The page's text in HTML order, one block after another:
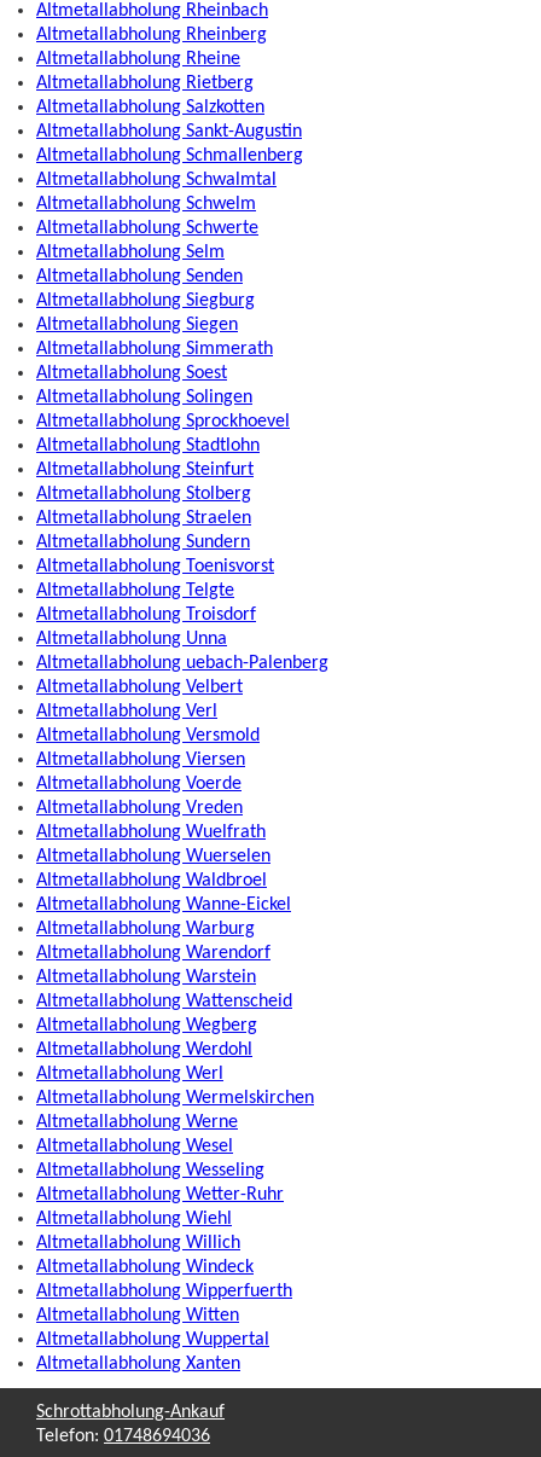
Altmetallabholung Rheinbach
Altmetallabholung Rheinberg
Altmetallabholung Rheine
Altmetallabholung Rietberg
Altmetallabholung Salzkotten
Altmetallabholung Sankt-Augustin
Altmetallabholung Schmallenberg
Altmetallabholung Schwalmtal
Altmetallabholung Schwelm
Altmetallabholung Schwerte
Altmetallabholung Selm
Altmetallabholung Senden
Altmetallabholung Siegburg
Altmetallabholung Siegen
Altmetallabholung Simmerath
Altmetallabholung Soest
Altmetallabholung Solingen
Altmetallabholung Sprockhoevel
Altmetallabholung Stadtlohn
Altmetallabholung Steinfurt
Altmetallabholung Stolberg
Altmetallabholung Straelen
Altmetallabholung Sundern
Altmetallabholung Toenisvorst
Altmetallabholung Telgte
Altmetallabholung Troisdorf
Altmetallabholung Unna
Altmetallabholung uebach-Palenberg
Altmetallabholung Velbert
Altmetallabholung Verl
Altmetallabholung Versmold
Altmetallabholung Viersen
Altmetallabholung Voerde
Altmetallabholung Vreden
Altmetallabholung Wuelfrath
Altmetallabholung Wuerselen
Altmetallabholung Waldbroel
Altmetallabholung Wanne-Eickel
Altmetallabholung Warburg
Altmetallabholung Warendorf
Altmetallabholung Warstein
Altmetallabholung Wattenscheid
Altmetallabholung Wegberg
Altmetallabholung Werdohl
Altmetallabholung Werl
Altmetallabholung Wermelskirchen
Altmetallabholung Werne
Altmetallabholung Wesel
Altmetallabholung Wesseling
Altmetallabholung Wetter-Ruhr
Altmetallabholung Wiehl
Altmetallabholung Willich
Altmetallabholung Windeck
Altmetallabholung Wipperfuerth
Altmetallabholung Witten
Altmetallabholung Wuppertal
Altmetallabholung Xanten
Schrottabholung-Ankauf
Telefon: 01748694036